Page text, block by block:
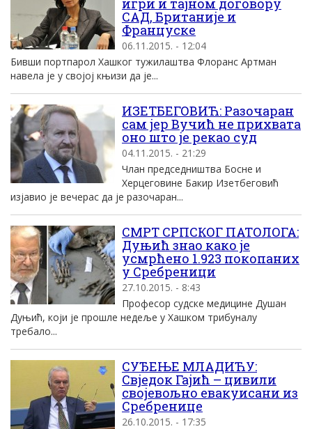
игри и тајном договору
САД, Британије и
Француске
06.11.2015. - 12:04
Бивши портпарол Хашког тужилаштва Флоранс Артман
навела је у својој књизи да је...
ИЗЕТБЕГОВИЋ: Разочаран
сам јер Вучић не прихвата
оно што је рекао суд
04.11.2015. - 21:29
Члан председништва Босне и
Херцеговине Бакир Изетбеговић
изјавио је вечерас да је разочаран...
СМРТ СРПСКОГ ПАТОЛОГА:
Дуњић знао како је
усмрћено 1.923 покопаних
у Сребреници
27.10.2015. - 8:43
Професор судске медицине Душан
Дуњић, који је прошле недеље у Хашком трибуналу
требало...
СУЂЕЊЕ МЛАДИЋУ:
Свједок Гајић – цивили
својевољно евакуисани из
Сребренице
26.10.2015. - 17:35